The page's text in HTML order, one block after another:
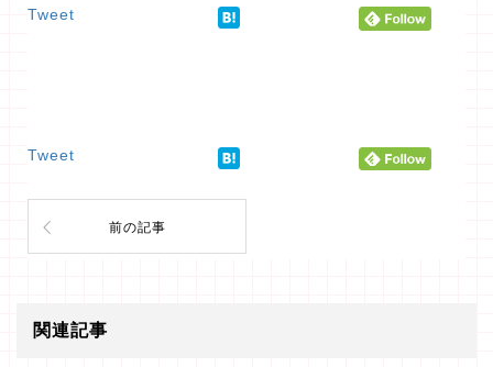
Tweet
Tweet
前の記事
関連記事